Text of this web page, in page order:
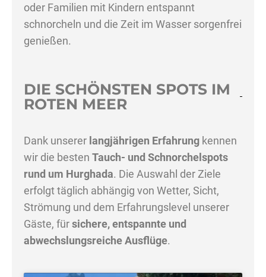
oder Familien mit Kindern entspannt
schnorcheln und die Zeit im Wasser sorgenfrei
genießen.
DIE SCHÖNSTEN SPOTS IM
ROTEN MEER
Dank unserer langjährigen Erfahrung kennen
wir die bestenTauch- und Schnorchelspots
rund um Hurghada. Die Auswahl der Ziele
erfolgt täglich abhängig von Wetter, Sicht,
Strömung und dem Erfahrungslevel unserer
Gäste, fürsichere, entspannte und
abwechslungsreiche Ausflüge.